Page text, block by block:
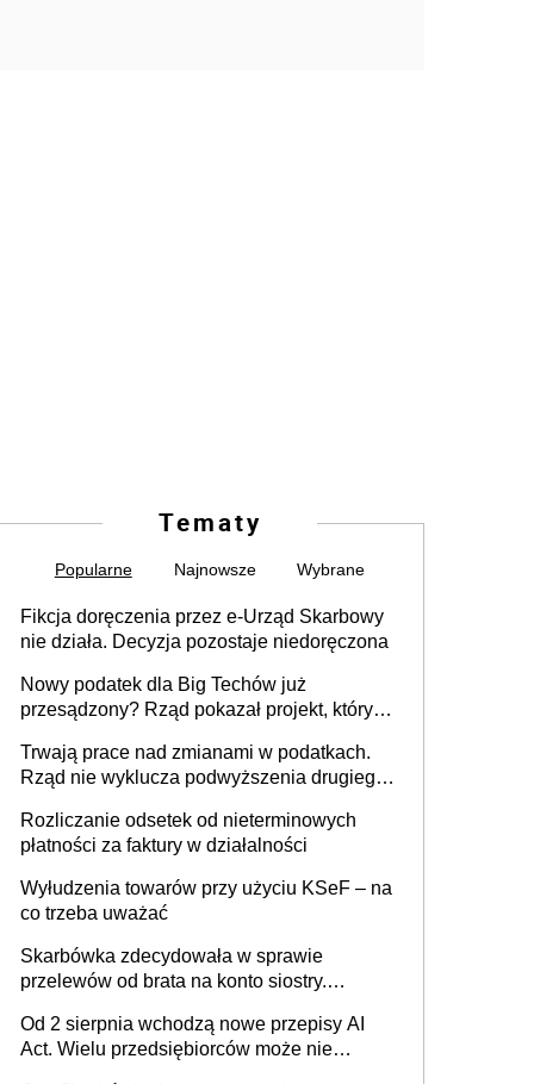
Tematy
Popularne Najnowsze Wybrane
Fikcja doręczenia przez e-Urząd Skarbowy
nie działa. Decyzja pozostaje niedoręczona
Nowy podatek dla Big Techów już
przesądzony? Rząd pokazał projekt, który
Trwają prace nad zmianami w podatkach.
Rząd nie wyklucza podwyższenia drugiego
Rozliczanie odsetek od nieterminowych
płatności za faktury w działalności
Wyłudzenia towarów przy użyciu KSeF – na
co trzeba uważać
Skarbówka zdecydowała w sprawie
przelewów od brata na konto siostry.
darowizna, ale podatku jednak nie będzie
Od 2 sierpnia wchodzą nowe przepisy AI
Act. Wielu przedsiębiorców może nie